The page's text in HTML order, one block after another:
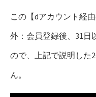
この【dアカウント経
外：会員登録後、31日
ので、上記で説明した
ん。